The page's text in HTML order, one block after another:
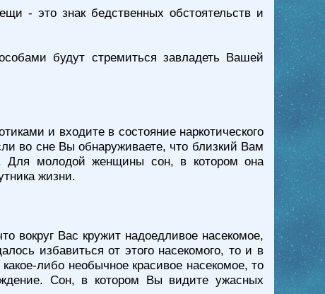
- это знак бедственных обстоятельств и
будут стремиться завладеть Вашей
и входите в состояние наркотического
во сне Вы обнаруживаете, что близкий Вам
Для молодой женщины сон, в котором она
жизни.
вокруг Вас кружит надоедливое насекомое,
избавиться от этого насекомого, то и в
либо необычное красивое насекомое, то
Сон, в котором Вы видите ужасных